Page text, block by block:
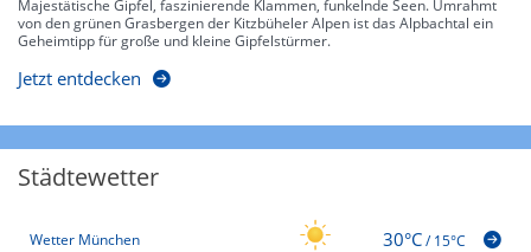
Majestätische Gipfel, faszinierende Klammen, funkelnde Seen. Umrahmt
von den grünen Grasbergen der Kitzbüheler Alpen ist das Alpbachtal ein
Geheimtipp für große und kleine Gipfelstürmer.
Jetzt entdecken
Städtewetter
Wetter München 30°C/15°C